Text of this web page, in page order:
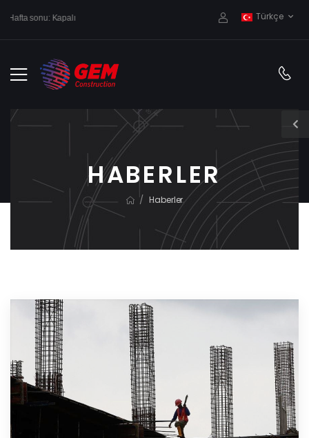
sonu: Kapalı Türkçe
HABERLER
/ Haberler